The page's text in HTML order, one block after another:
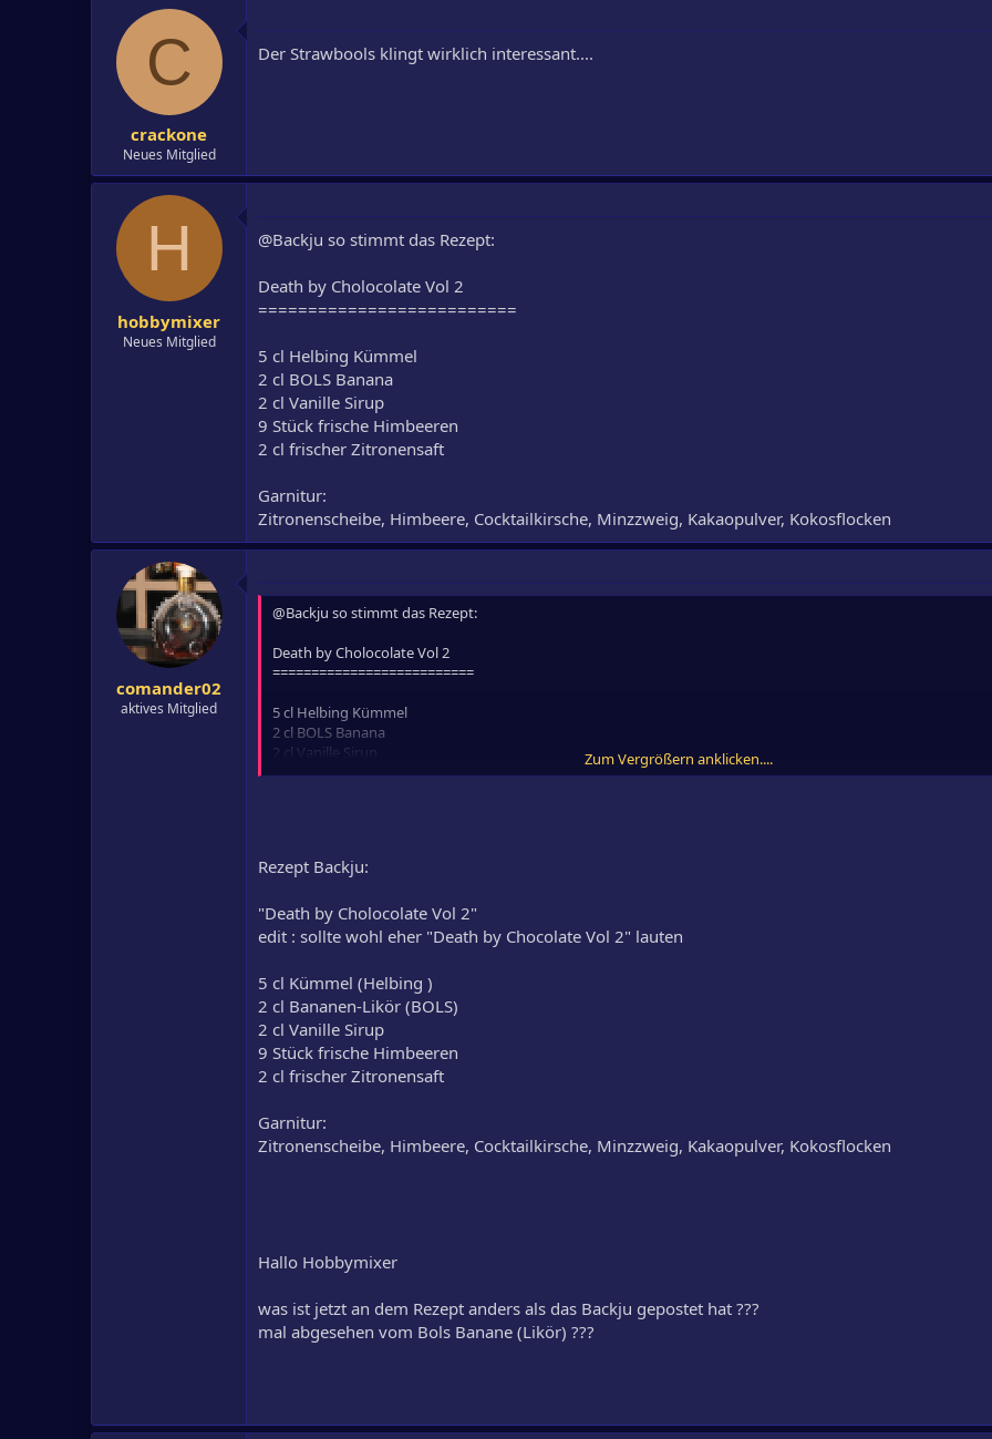
C
crackone
Neues Mitglied
Der Strawbools klingt wirklich interessant....
H
hobbymixer
Neues Mitglied
@Backju so stimmt das Rezept:
Death by Cholocolate Vol 2
==========================
5 cl Helbing Kümmel
2 cl BOLS Banana
2 cl Vanille Sirup
9 Stück frische Himbeeren
2 cl frischer Zitronensaft
Garnitur:
Zitronenscheibe, Himbeere, Cocktailkirsche, Minzzweig, Kakaopulver, Kokosflocken
comander02
aktives Mitglied
@Backju so stimmt das Rezept:
Death by Cholocolate Vol 2
==========================
5 cl Helbing Kümmel
2 cl BOLS Banana
2 cl Vanille Sirup
9 Stück frische Himbeeren
Zum Vergrößern anklicken....
Rezept Backju:
"Death by Cholocolate Vol 2"
edit : sollte wohl eher "Death by Chocolate Vol 2" lauten
5 cl Kümmel (Helbing )
2 cl Bananen-Likör (BOLS)
2 cl Vanille Sirup
9 Stück frische Himbeeren
2 cl frischer Zitronensaft
Garnitur:
Zitronenscheibe, Himbeere, Cocktailkirsche, Minzzweig, Kakaopulver, Kokosflocken
Hallo Hobbymixer
was ist jetzt an dem Rezept anders als das Backju gepostet hat ???
mal abgesehen vom Bols Banane (Likör) ???